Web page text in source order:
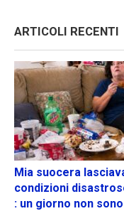
ARTICOLI RECENTI
Mia suocera
condizioni
: un giorno non